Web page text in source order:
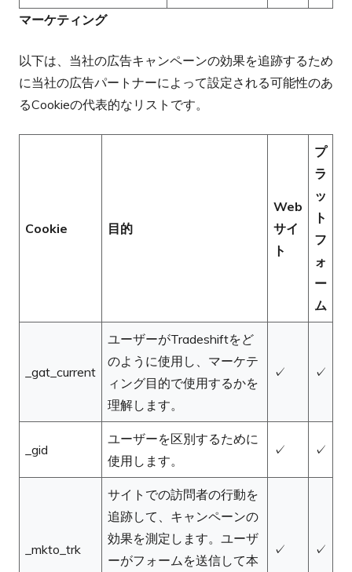
マーケティング
以下は、当社の広告キャンペーンの効果を追跡するため
に当社の広告パートナーによって設定される可能性のあ
るCookieの代表的なリストです。
Cookie 目的
Web
サイ
ト
プ
ラ
ッ
ト
フ
ォ
ー
ム
_gat_current
ユーザーがTradeshiftをど
のように使用し、マーケテ
ィング目的で使用するかを
理解します。
✓ ✓
_gid
ユーザーを区別するために
使用します。
✓ ✓
_mkto_trk
サイトでの訪問者の行動を
追跡して、キャンペーンの
効果を測定します。ユーザ
ーがフォームを送信して本
✓ ✓